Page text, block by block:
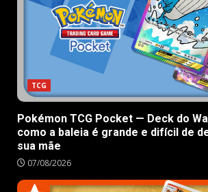
TCG
Pokémon TCG Pocket — Deck do
como a baleia é grande e difícil de
sua mãe
07/08/2026